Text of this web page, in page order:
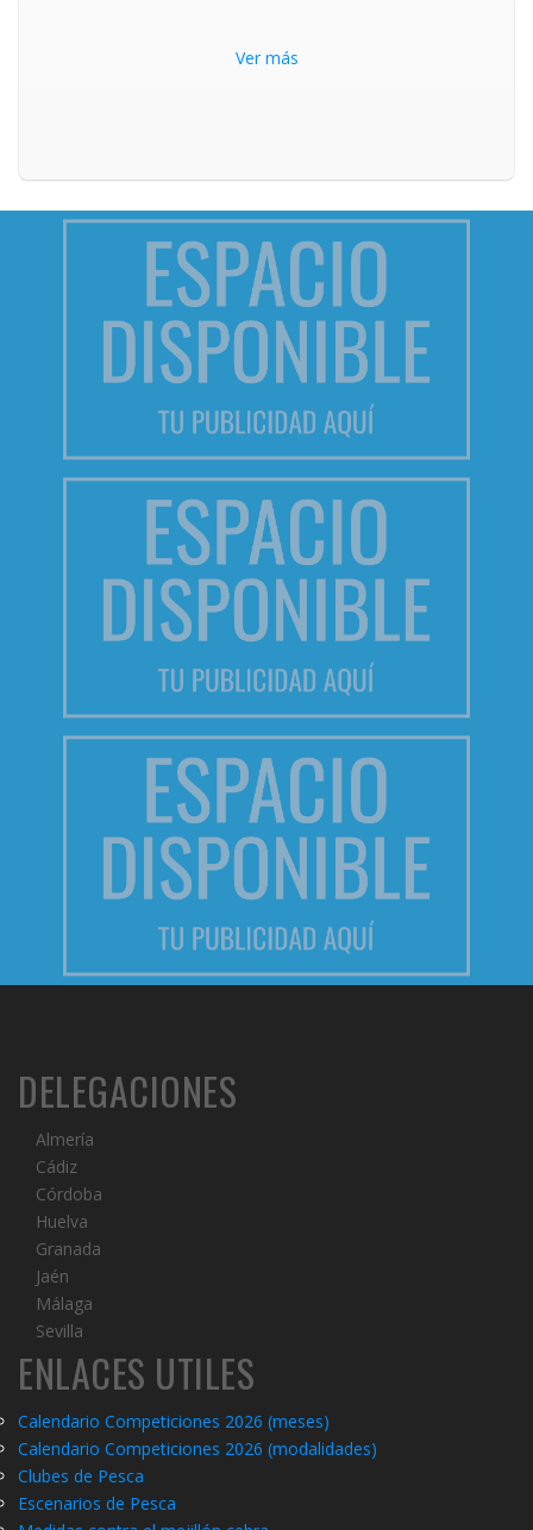
Ver más
DELEGACIONES
Almería
Cádiz
Córdoba
Huelva
Granada
Jaén
Málaga
Sevilla
ENLACES UTILES
Calendario Competiciones 2026 (meses)
Calendario Competiciones 2026 (modalidades)
Clubes de Pesca
Escenarios de Pesca